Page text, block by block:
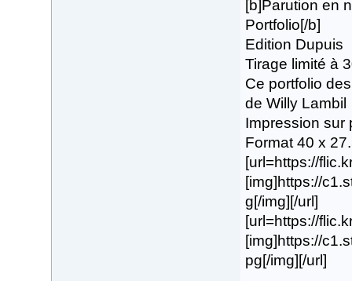
[b]Parution en
Portfolio[/b]
Edition Dupuis
Tirage limité à
Ce portfolio
de Willy Lambil
Impression sur
Format 40 x
[url=https://
[img]https://
g[/img][/url]
[url=https://
[img]https://
pg[/img][/url]